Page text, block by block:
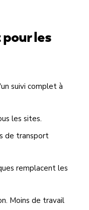
les
suivi complet à
les sites.
de transport
remplacent les
Moins de travail